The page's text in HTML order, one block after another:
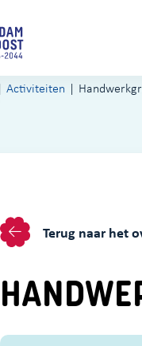
Activiteiten
Terug naar het